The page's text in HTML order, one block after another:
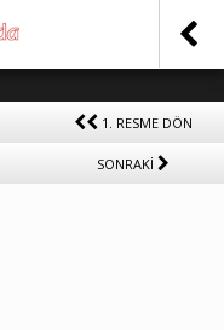
1. RESME DÖN
SONRAKİ